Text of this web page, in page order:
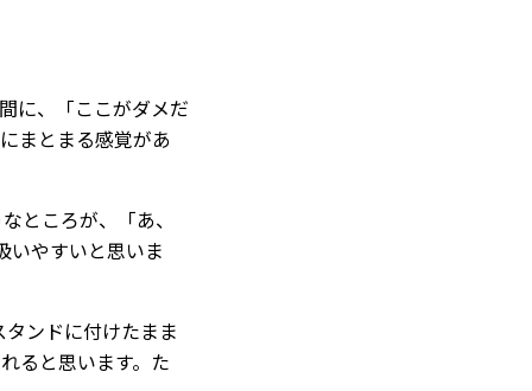
に、「ここがダメだ
まとまる感覚があ
ところが、「あ、
いやすいと思いま
ンドに付けたまま
ると思います。た